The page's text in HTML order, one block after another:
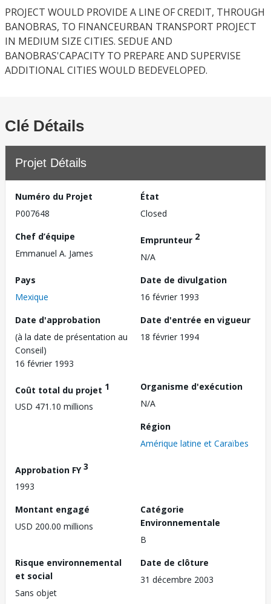
PROJECT WOULD PROVIDE A LINE OF CREDIT, THROUGH
BANOBRAS, TO FINANCEURBAN TRANSPORT PROJECT
IN MEDIUM SIZE CITIES. SEDUE AND
BANOBRAS'CAPACITY TO PREPARE AND SUPERVISE
ADDITIONAL CITIES WOULD BEDEVELOPED.
Clé Détails
Projet Détails
Numéro du Projet
P007648
État
Closed
Chef d’équipe
Emmanuel A. James
Emprunteur 2
N/A
Pays
Mexique
Date de divulgation
16 février 1993
Date d'approbation
(à la date de présentation au
Conseil)
16 février 1993
Date d'entrée en vigueur
18 février 1994
Coût total du projet 1
USD 471.10 millions
Organisme d'exécution
N/A
Région
Amérique latine et Caraïbes
Approbation FY3
1993
Montant engagé
USD 200.00 millions
Catégorie
Environnementale
B
Risque environnemental
et social
Sans objet
Date de clôture
31 décembre 2003